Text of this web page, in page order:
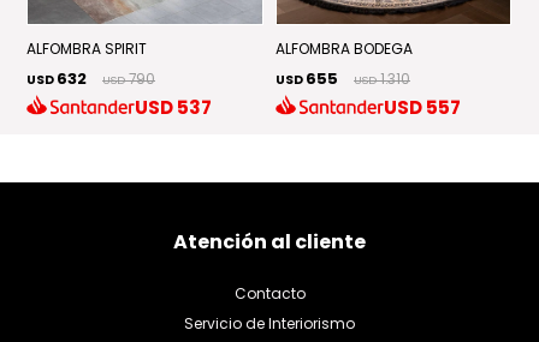
ALFOMBRA SPIRIT
USD 632 USD 790
USD537
ALFOMBRA BODEGA
USD 655 USD 1.310
USD557
Atención al cliente
Contacto
Servicio de Interiorismo